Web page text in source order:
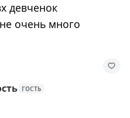
девченок
очень много
ГОСТЬ